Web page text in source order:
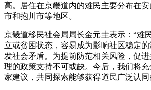
高。居住在京畿道内的难民主要分布在
市和抱川市等地区。
京畿道移民社会局局长金元圭表示：“难
立或贫困状态，容易成为影响社区稳定的
发社会矛盾。为提前防范相关风险，促
理的政策支持不可或缺。今后，我们将
家建议，共同探索能够获得道民广泛认